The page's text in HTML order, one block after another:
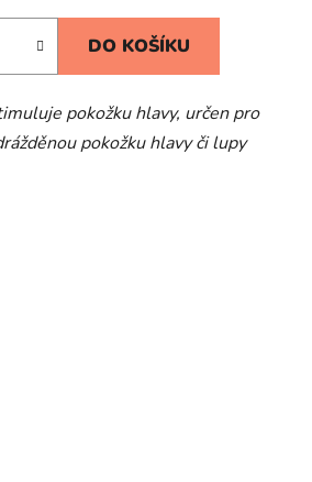
DO KOŠÍKU
pokožku hlavy, určen pro
pokožku hlavy či lupy